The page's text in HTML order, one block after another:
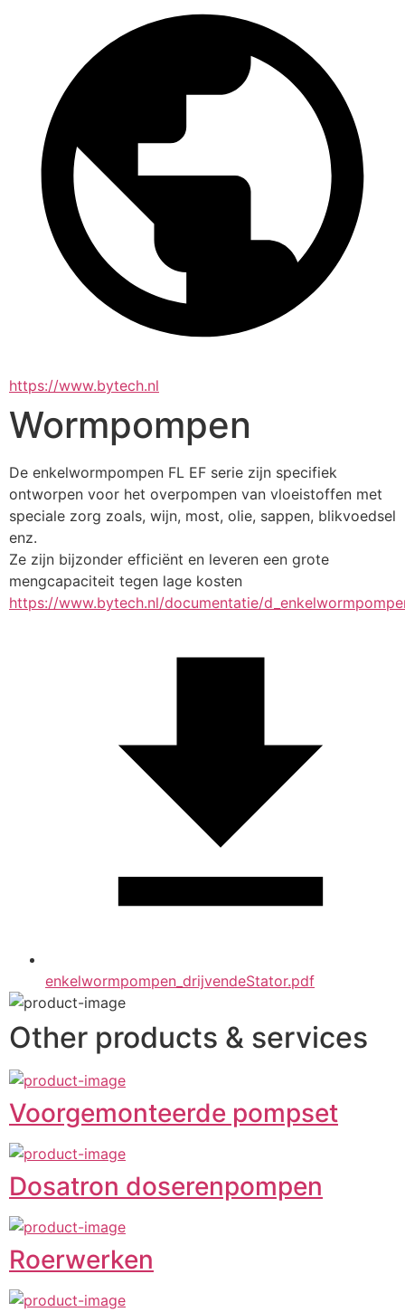
https://www.bytech.nl
Wormpompen
De enkelwormpompen FL EF serie zijn specifiek
ontworpen voor het overpompen van vloeistoffen met
speciale zorg zoals, wijn, most, olie, sappen, blikvoedsel
enz.
Ze zijn bijzonder efficiënt en leveren een grote
mengcapaciteit tegen lage kosten
https://www.bytech.nl/documentatie/
enkelwormpompen_drijvendeStator.pdf
Other products & services
Voorgemonteerde pompset
Dosatron doserenpompen
Roerwerken